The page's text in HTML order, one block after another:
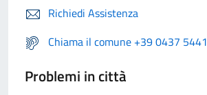
Richiedi Assistenza
Chiama il comune +39 0437 5441
Problemi in città